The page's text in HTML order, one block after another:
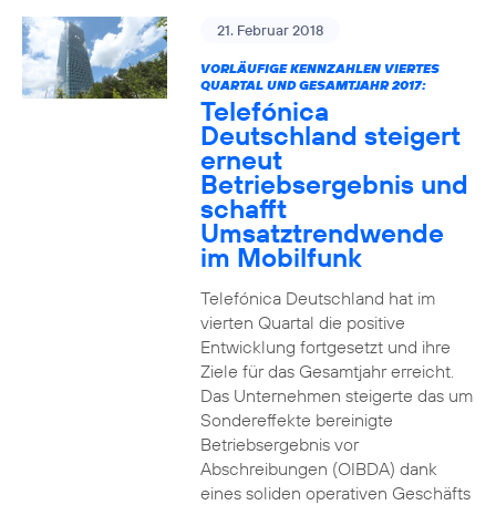
21. Februar 2018
VORLÄUFIGE KENNZAHLEN VIERTES
QUARTAL UND GESAMTJAHR 2017:
Telefónica
Deutschland steigert
erneut
Betriebsergebnis und
schafft
Umsatztrendwende
im Mobilfunk
Telefónica Deutschland hat im
vierten Quartal die positive
Entwicklung fortgesetzt und ihre
Ziele für das Gesamtjahr erreicht.
Das Unternehmen steigerte das um
Sondereffekte bereinigte
Betriebsergebnis vor
Abschreibungen (OIBDA) dank
eines soliden operativen Geschäfts